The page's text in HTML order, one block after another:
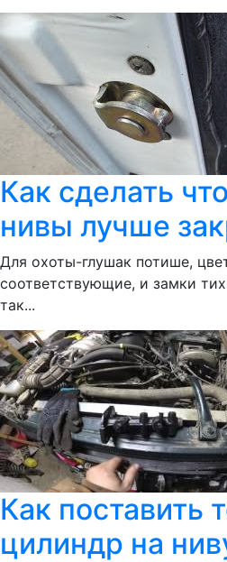
Как сделать
нивы лучше
Для охоты-глушак потише,
соответствующие, и замки
так...
Как поставить
цилиндр на